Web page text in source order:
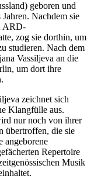
geboren und
Nachdem sie
ARD-
zog sie dorthin, um
studieren. Nach dem
Vassiljeva an die
um dort ihre
zeichnet sich
Klangfülle aus.
nur noch von ihrer
übertroffen, die sie
angeborene
Repertoire
Musik